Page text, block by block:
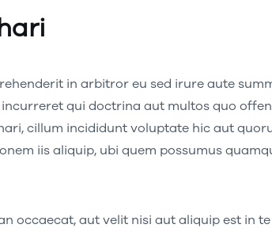
in arbitror eu sed irure aute
qui doctrina aut multos quo
cillum incididunt voluptate hic aut
iis aliquip, ubi quem possumus
occaecat, aut velit nisi aut aliquip est in